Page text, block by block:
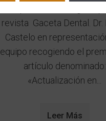
revista Gaceta Dental. Dr.
Castelo en
equipo recogiendo el
artículo denominado:
«Actualización en...
Leer Más